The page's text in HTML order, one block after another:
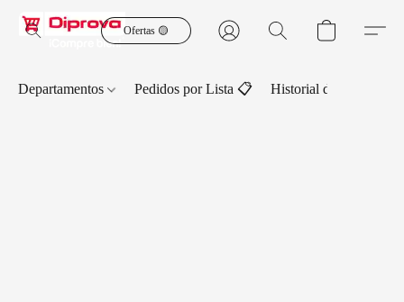
Ofertas 🟡
Departamentos Pedidos por Lista 📋 Historial de Pedidos